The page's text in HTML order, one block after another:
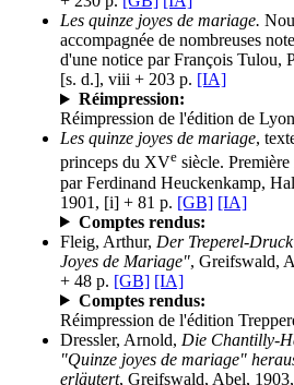
Les quinze joyes de mariage.
accompagnée de nombreuses
d'une notice par François Tulou,
[s. d.], viii + 203 p. [IA]
Réimpression:
Réimpression de l'édition de
Les quinze joyes de mariage,
princeps du XVe siècle.
par Ferdinand Heuckenkamp,
1901, [i] + 81 p. [GB] [IA]
Comptes rendus:
Fleig, Arthur, Der Treperel-
Joyes de Mariage", Greifswald,
+ 48 p. [GB] [IA]
Comptes rendus:
Réimpression de l'édition
Dressler, Arnold, Die Chantilly-
"Quinze joyes de mariage"
erläutert, Greifswald, Abel,